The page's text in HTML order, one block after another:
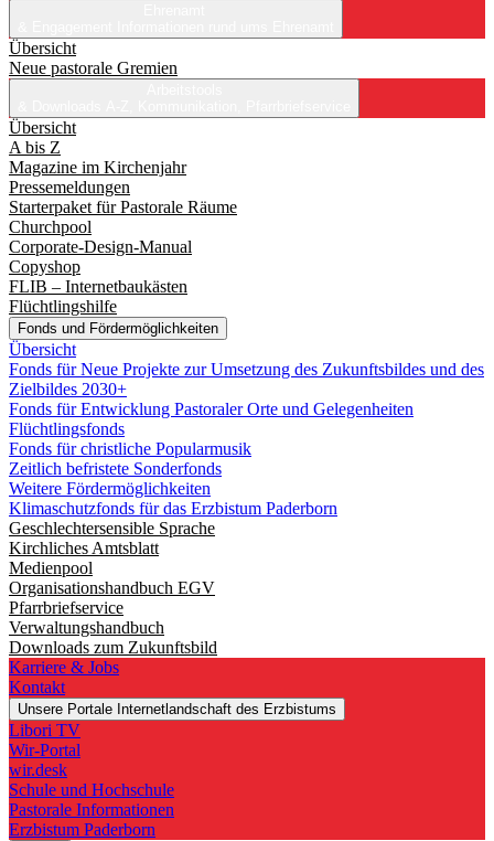
Übersicht
Neue pastorale Gremien
Übersicht
A bis Z
Magazine im Kirchenjahr
Pressemeldungen
Starterpaket für Pastorale Räume
Churchpool
Corporate-Design-Manual
Copyshop
FLIB – Internetbaukästen
Flüchtlingshilfe
Fonds und Fördermöglichkeiten
Übersicht
Fonds für Neue Projekte zur Umsetzung des Zukunftsbildes und des
Zielbildes 2030+
Fonds für Entwicklung Pastoraler Orte und Gelegenheiten
Flüchtlingsfonds
Fonds für christliche Popularmusik
Zeitlich befristete Sonderfonds
Weitere Fördermöglichkeiten
Klimaschutzfonds für das Erzbistum Paderborn
Geschlechtersensible Sprache
Kirchliches Amtsblatt
Medienpool
Organisationshandbuch EGV
Pfarrbriefservice
Verwaltungshandbuch
Downloads zum Zukunftsbild
Karriere & Jobs
Kontakt
Unsere Portale Internetlandschaft des Erzbistums
Libori TV
Wir-Portal
wir.desk
Schule und Hochschule
Pastorale Informationen
Erzbistum Paderborn